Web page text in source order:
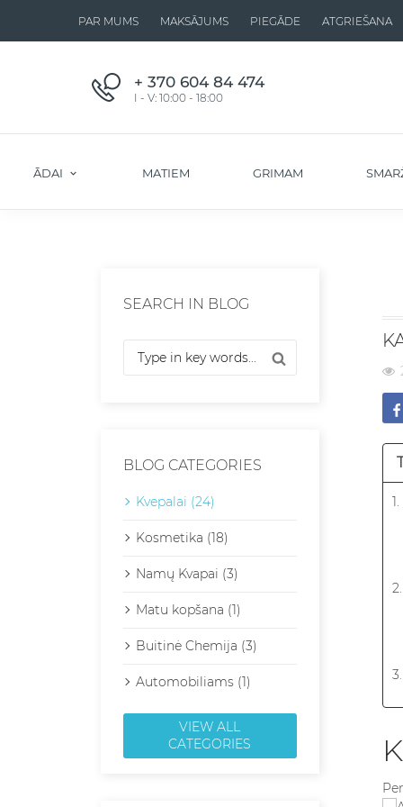
PAR MUMS MAKSĀJUMS PIEGĀDE ATGRIEŠANA
+ 370 604 84 474
I - V: 10:00 - 18:00
ĀDAI MATIEM GRIMAM
SEARCH IN BLOG
BLOG CATEGORIES
Kvepalai (24)
Kosmetika (18)
Namų Kvapai (3)
Matu kopšana (1)
Buitinė Chemija (3)
Automobiliams (1)
VIEW ALL
CATEGORIES